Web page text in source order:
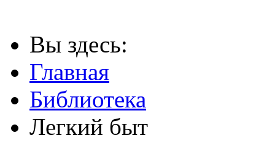
Вы здесь:
Главная
Библиотека
Легкий быт